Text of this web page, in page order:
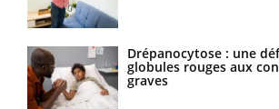
Drépanocytose : une
globules rouges aux
graves